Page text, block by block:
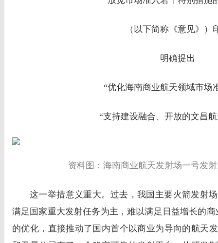
（以下简称《意见》）
明确提出
“优化海南商业航天领域市场
“支持建设融合、开放的文昌
资料图：海南商业航天发射场一号发
这一举措意义重大。过去，我国主要火箭发射
满足国家重大发射任务为主，难以满足日益增长的
的优化，直接推动了国内首个以商业为导向的航天